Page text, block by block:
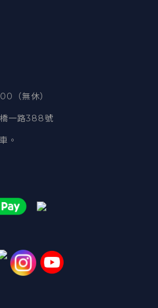
（無休）
橋一路388號
。